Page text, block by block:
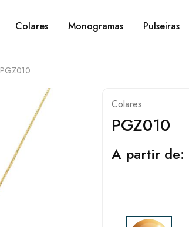
Colares Monogramas Pulseiras
PGZ010
Colares
PGZ010
A partir de: